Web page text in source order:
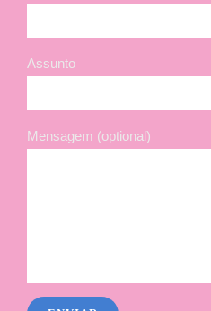
Assunto
Mensagem (optional)